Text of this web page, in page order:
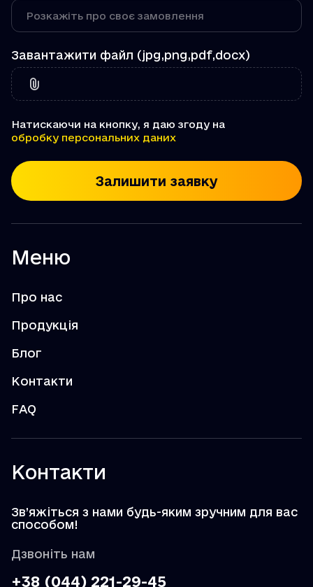
Контакти
Зв’яжіться з нами будь-яким зручним для вас
способом!
Дзвоніть нам
+38 (044) 221-29-45
Меню
Про нас
Продукція
Блог
Контакти
FAQ
Завантажити файл (jpg,png,pdf,docx)
Натискаючи на кнопку, я даю згоду на
обробку персональних даних
Залишити заявку